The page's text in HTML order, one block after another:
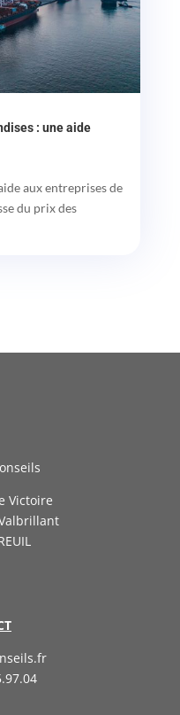
: une aide
aux entreprises de
du prix des
Victoire